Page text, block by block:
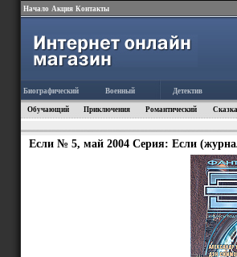
Начало Акция Контакты
Биографический Военный Детектив
Обучающий Приключения Романтический
Если № 5, май 2004 Серия: Если